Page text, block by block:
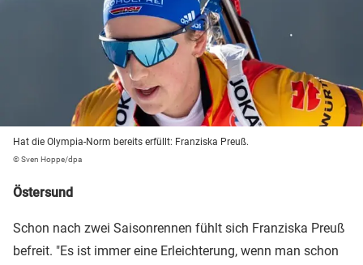
Hat die Olympia-Norm bereits erfüllt: Franziska Preuß.
© Sven Hoppe/dpa
Östersund
Schon nach zwei Saisonrennen fühlt sich Franziska Preuß
befreit. "Es ist immer eine Erleichterung, wenn man schon